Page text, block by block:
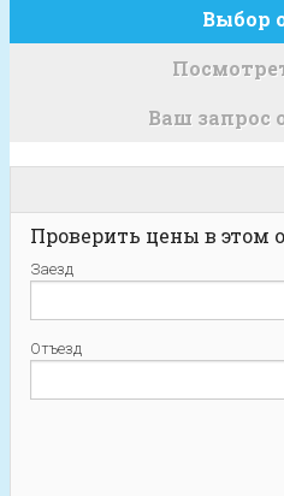
Выбор
Ваш запрос
Проверить цены в этом
Заезд
Отъезд